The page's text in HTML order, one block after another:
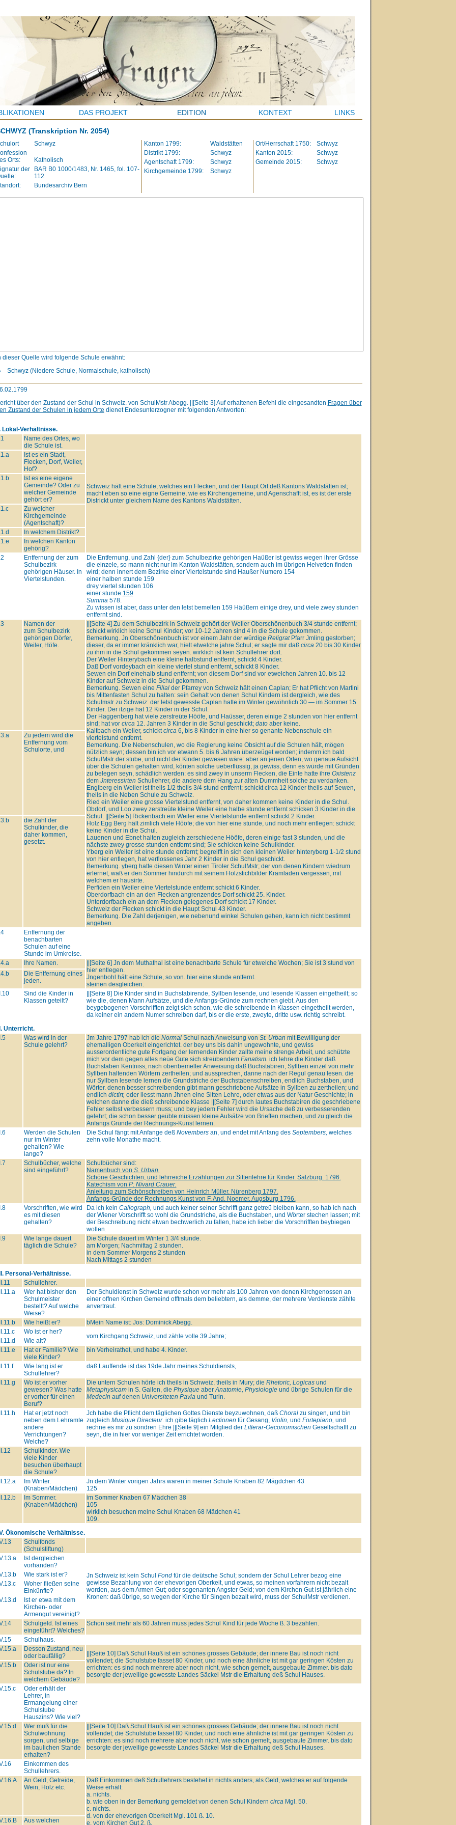
DAS PROJEKT EDITION KONTEXT LINKS
(Transkription Nr. 2054)
Schwyz
Orts:
Katholisch
der
BAR B0 1000/1483, Nr. 1465, fol. 107-
112
Bundesarchiv Bern
Kanton 1799:
Waldstätten
Distrikt 1799:
Schwyz
Agentschaft 1799:
Schwyz
Kirchgemeinde 1799:
Schwyz
Ort/Herrschaft 1750:
Schwyz
Kanton 2015:
Schwyz
Gemeinde 2015:
Schwyz
dieser Quelle wird folgende Schule erwähnt:
Schwyz (Niedere Schule, Normalschule, katholisch)
über den Zustand der Schul in Schweiz. von SchulMstr Abegg. ||[Seite 3] Auf erhaltenen Befehl die eingesandten Fragen über
Zustand der Schulen in jedem Orte dienet Endesunterzogner mit folgenden Antworten:
Lokal-Verhältnisse.
Name des Ortes, wo
die Schule ist.
Schweiz hält eine Schule, welches ein Flecken, und der Haupt Ort deß Kantons Waldstätten ist;
macht eben so eine eigne Gemeine, wie es Kirchengemeine, und Agenschafft ist, es ist der erste
Districkt unter gleichem Name des Kantons Waldstätten.
Ist es ein Stadt,
Flecken, Dorf, Weiler,
Hof?
Ist es eine eigene
Gemeinde? Oder zu
welcher Gemeinde
gehört er?
Zu welcher
Kirchgemeinde
(Agentschaft)?
In welchem Distrikt?
In welchen Kanton
gehörig?
Entfernung der zum
Schulbezirk
gehörigen Häuser. In
Viertelstunden.
Die Entfernung, und Zahl {der} zum Schulbezirke gehörigen Haüßer ist gewiss wegen ihrer Grösse
die einzele, so mann nicht nur im Kanton Waldstätten, sondern auch im übrigen Helvetien finden
wird; denn innert dem Bezirke einer Viertelstunde sind Haußer Numero 154
einer halben stunde 159
drey viertel stunden 106
einer stunde 159
Summa 578.
Zu wissen ist aber, dass unter den letst bemelten 159 Häüßern einige drey, und viele zwey stunden
entfernt sind.
Namen der
zum Schulbezirk
gehörigen Dörfer,
Weiler, Höfe.
||[Seite 4] Zu dem Schulbezirk in Schweiz gehört der Weiler Oberschönenbuch 3/4 stunde entfernt;
schickt wirklich keine Schul Kinder; vor 10-12 Jahren sind 4 in die Schule gekommen.
Bemerkung. Jn Oberschönenbuch ist vor einem Jahr der würdige ReligratPfarr Jmling gestorben;
dieser, da er immer kränklich war, hielt etwelche jahre Schul; er sagte mir daß circa 20 bis 30 Kinder
zu ihm in die Schul gekommen seyen. wirklich ist kein Schullehrer dort.
Der Weiler Hinterybach eine kleine halbstund entfernt, schickt 4 Kinder.
Daß Dorf vordeybach ein kleine viertel stund entfernt, schickt 8 Kinder.
Sewen ein Dorf einehalb stund entfernt; von diesem Dorf sind vor etwelchen Jahren 10. bis 12
Kinder auf Schweiz in die Schul gekommen.
Bemerkung. Sewen eine Filialder Pfarrey von Schweiz hält einen Caplan; Er hat Pflicht von Martini
bis Mittenfasten Schul zu halten: sein Gehalt von denen Schul Kindern ist dergleich, wie des
Schulmstr zu Schweiz: der letst gewesste Caplan hatte im Winter gewöhnlich 30 — im Sommer 15
Kinder. Der itzige hat 12 Kinder in der Schul.
Der Haggenberg hat viele zerstreüte Hööfe, und Haüsser, deren einige 2 stunden von hier entfernt
sind; hat vor circa 12. Jahren 3 Kinder in die Schul geschickt; datoaber keine.
Kaltbach ein Weiler, schicktcirca 6, bis 8 Kinder in eine hier so genante Nebenschule ein
viertelstund entfernt.
Bemerkung. Die Nebenschulen, wo die Regierung keine Obsicht auf die Schulen hält, mögen
nützlich seyn; dessen bin ich vor etwann 5. bis 6 Jahren überzeüget worden; indemm ich bald
SchulMstr der stube, und nicht der Kinder gewesen wäre: aber an jenen Orten, wo genaue Aufsicht
über die Schulen gehalten wird, könten solche ueberflüssig, ja gewiss, denn es würde mit Gründen
zu belegen seyn, schädlich werden: es sind zwey in unserm Flecken, die Einte hatte ihre Oxistenz
dem Jnteressirten Schullehrer, die andere dem Hang zur alten Dummheit solche zu verdanken.
Engiberg ein Weiler ist theils 1/2 theils 3/4 stund entfernt; schickt circa 12 Kinder theils auf Sewen,
theils in die Neben Schule zu Schweiz.
Ried ein Weiler eine grosse Viertelstund entfernt, von daher kommen keine Kinder in die Schul.
Obdorf, und Loo zwey zerstreüte kleine Weiler eine halbe stunde entfernt schicken 3 Kinder in die
Schul. ||[Seite 5] Rickenbach ein Weiler eine Viertelstunde entfernt schickt 2 Kinder.
Holz Egg Berg hält zimlich viele Hööfe; die von hier eine stunde, und noch mehr entlegen: schickt
keine Kinder in die Schul.
Lauenen und Ebnet halten zugleich zerschiedene Hööfe, deren einige fast 3 stunden, und die
nächste zwey grosse stunden entfernt sind; Sie schicken keine Schulkinder.
Yberg ein Weiler ist eine stunde entfernt; begreifft in sich den kleinen Weiler hinteryberg 1-1/2 stund
von hier entlegen, hat verflossenes Jahr 2 Kinder in die Schul geschickt.
Bemerkung. yberg hatte diesen Winter einen Tiroler SchulMstr; der von denen Kindern wiedrum
erlernet, waß er den Sommer hindurch mit seinem Holzstichbilder Kramladen vergessen, mit
welchem er hausirte.
Perfiden ein Weiler eine Viertelstunde entfernt schickt 6 Kinder.
Oberdorfbach ein an den Flecken angrenzendes Dorf schickt 25. Kinder.
Unterdorfbach ein an dem Flecken gelegenes Dorf schickt 17 Kinder.
Schweiz der Flecken schickt in die Haupt Schul 43 Kinder.
Bemerkung. Die Zahl derjenigen, wie nebenund winkel Schulen gehen, kann ich nicht bestimmt
angeben.
Zu jedem wird die
Entfernung vom
Schulorte, und
die Zahl der
Schulkinder, die
daher kommen,
gesetzt.
Entfernung der
benachbarten
Schulen auf eine
Stunde im Umkreise.
Ihre Namen.
||[Seite 6] Jn dem Muthathal ist eine benachbarte Schule für etwelche Wochen; Sie ist 3 stund von
hier entlegen.
Jngenbohl hält eine Schule, so von. hier eine stunde entfernt.
steinen desgleichen.
Die Entfernung eines
jeden.
Sind die Kinder in
Klassen geteilt?
||[Seite 8] Die Kinder sind in Buchstabirende, Syllben lesende, und lesende Klassen eingetheilt; so
wie die, denen Mann Aufsätze, und die Anfangs-Gründe zum rechnen giebt. Aus den
beygebogenen Vorschrifften zeigt sich schon, wie die schreibende in Klassen eingetheilt werden,
da keiner ein andern Numer schreiben darf, bis er die erste, zweyte, dritte usw. richtig schreibt.
Unterricht.
Was wird in der
Schule gelehrt?
Jm Jahre 1797 hab ich die NormalSchul nach Anweisung von St. Urban mit Bewilligung der
ehemalligen Oberkeit eingerichtet. der bey uns bis dahin ungewohnte, und gewiss
ausserordentliche gute Fortgang der lernenden Kinder zallte meine strenge Arbeit, und schützte
mich vor dem gegen alles neüe Gute sich streübendem Fanatism. ich lehre die Kinder daß
Buchstaben Kentniss, nach obenbemelter Anweisung daß Buchstabiren, Syllben einzel von mehr
Syllben haltenden Wörtern zertheilen; und aussprechen, danne nach der Regul genau lesen. die
nur Syllben lesende lernen die Grundstriche der Buchstabenschreiben, endlich Buchstaben, und
Wörter. denen besser schreibenden gibt mann geschriebene Aufsätze in Syllben zu zertheilen; und
endlich dictirt, oder liesst mann Jhnen eine Sitten Lehre, oder etwas aus der Natur Geschichte; in
welchen danne die dieß schreibende Klasse ||[Seite 7] durch lautes Buchstabiren die geschriebene
Fehler selbst verbessern muss; und bey jedem Fehler wird die Ursache deß zu verbesserenden
gelehrt; die schon besser geübte müssen kleine Aufsätze von Brieffen machen, und zu gleich die
Anfangs Gründe der Rechnungs-Kunst lernen.
Werden die Schulen
nur im Winter
gehalten? Wie
lange?
Die Schul fängt mit Anfange deß Novembersan, und endet mit Anfang des Septembers, welches
zehn volle Monathe macht.
Schulbücher, welche
sind eingeführt?
Schulbücher sind:
Namenbuch von S. Urban.
Schöne Geschichten, und lehrreiche Erzählungen zur Sittenlehre für Kinder. Salzburg. 1796.
Katechism von P: Nivard Crauer.
Anleitung zum Schönschreiben von Heinrich Müller. Nürenberg 1797.
Anfangs-Gründe der Rechnungs Kunst von F. And. Noemer. Augsburg 1796.
Vorschriften, wie wird
es mit diesen
gehalten?
Da ich kein Caliograph, und auch keiner seiner Schrifft ganz getreü bleiben kann, so hab ich nach
der Wiener Vorschrifft so wohl die Grundstriche, als die Buchstaben, und Wörter stechen lassen; mit
der Beschreibung nicht etwan bechwerlich zu fallen, habe ich lieber die Vorschrifften beybiegen
wollen.
Wie lange dauert
täglich die Schule?
Die Schule dauert im Winter 1 3/4 stunde.
am Morgen; Nachmittag 2 stunden.
in dem Sommer Morgens 2 stunden
Nach Mittags 2 stunden
Personal-Verhältnisse.
Schullehrer.
Wer hat bisher den
Schulmeister
bestellt? Auf welche
Weise?
Der Schuldienst in Schweiz wurde schon vor mehr als 100 Jahren von denen Kirchgenossen an
einer offnen Kirchen Gemeind offtmals dem beliebtern, als demme, der mehrere Verdienste zählte
anvertraut.
Wie heißt er?
bMein Name ist: Jos: Dominick Abegg.
Wo ist er her?
vom Kirchgang Schweiz, und zähle volle 39 Jahre;
Wie alt?
Hat er Familie? Wie
viele Kinder?
bin Verheirathet, und habe 4. Kinder.
Wie lang ist er
Schullehrer?
daß Lauffende ist das 19de Jahr meines Schuldiensts,
Wo ist er vorher
gewesen? Was hatte
er vorher für einen
Beruf?
Die untern Schulen hörte ich theils in Schweiz, theils in Mury; die Rhetoric, Logicasund
Metaphysicamin S. Gallen, die Physiqueaber Anatomie, Physiologieund übrige Schulen für die
Medecin auf denen Universiteten Pavia und Turin.
Hat er jetzt noch
neben dem Lehramte
andere
Verrichtungen?
Welche?
Jch habe die Pflicht dem täglichen Gottes Dienste beyzuwohnen, daß Choralzu singen, und bin
zugleich Musique Directeur. ich gibe täglich Lectionen für Gesang, Violin, und Fortepiano, und
rechne es mir zu sondren Ehre ||[Seite 9] ein Mitglied der Litterar-Oeconomischen Gesellschafft zu
seyn, die in hier vor weniger Zeit errichtet worden.
Schulkinder. Wie
viele Kinder
besuchen überhaupt
die Schule?
Im Winter.
(Knaben/Mädchen)
Jn dem Winter vorigen Jahrs waren in meiner Schule Knaben 82 Mägdchen 43
125
Im Sommer.
(Knaben/Mädchen)
im Sommer Knaben 67 Mädchen 38
105
wirklich besuchen meine Schul Knaben 68 Mädchen 41
109.
Ökonomische Verhältnisse.
Schulfonds
(Schulstiftung)
Ist dergleichen
vorhanden?
Jn Schweiz ist kein Schul Fondfür die deütsche Schul; sondern der Schul Lehrer bezog eine
gewisse Bezahlung von der ehevorigen Oberkeit, und etwas, so meinen vorfahrern nicht bezalt
worden, aus dem Armen Gut; oder sogenanten Angster Geld; von dem Kirchen Gut ist jährlich eine
Kronen: daß übrige, so wegen der Kirche für Singen bezalt wird, muss der SchulMstr verdienen.
Wie stark ist er?
Woher fließen seine
Einkünfte?
Ist er etwa mit dem
Kirchen- oder
Armengut vereinigt?
Schulgeld. Ist eines
eingeführt? Welches?
Schon seit mehr als 60 Jahren muss jedes Schul Kind für jede Woche ß. 3 bezahlen.
Schulhaus.
Dessen Zustand, neu
oder baufällig?
||[Seite 10] Daß Schul Hauß ist ein schönes grosses Gebäude; der innere Bau ist noch nicht
vollendet; die Schulstube fasset 80 Kinder, und noch eine ähnliche ist mit gar geringen Kösten zu
errichten: es sind noch mehrere aber noch nicht, wie schon gemelt, ausgebaute Zimmer. bis dato
besorgte der jeweilige gewesste Landes Säckel Mstr die Erhaltung deß Schul Hauses.
Oder ist nur eine
Schulstube da? In
welchem Gebäude?
Oder erhält der
Lehrer, in
Ermangelung einer
Schulstube
Hauszins? Wie viel?
Wer muß für die
Schulwohnung
sorgen, und selbige
im baulichen Stande
erhalten?
||[Seite 10] Daß Schul Hauß ist ein schönes grosses Gebäude; der innere Bau ist noch nicht
vollendet; die Schulstube fasset 80 Kinder, und noch eine ähnliche ist mit gar geringen Kösten zu
errichten: es sind noch mehrere aber noch nicht, wie schon gemelt, ausgebaute Zimmer. bis dato
besorgte der jeweilige gewesste Landes Säckel Mstr die Erhaltung deß Schul Hauses.
Einkommen des
Schullehrers.
An Geld, Getreide,
Wein, Holz etc.
Daß Einkommen deß Schullehrers bestehet in nichts anders, als Geld, welches er auf folgende
Weise erhält:
a. nichts.
b. wie oben in der Bemerkung gemeldet von denen Schul Kindern circa Mgl. 50.
c. nichts.
d. von der ehevorigen Oberkeit Mgl. 101 ß. 10.
e. vom Kirchen Gut 2. ß.
Aus welchen